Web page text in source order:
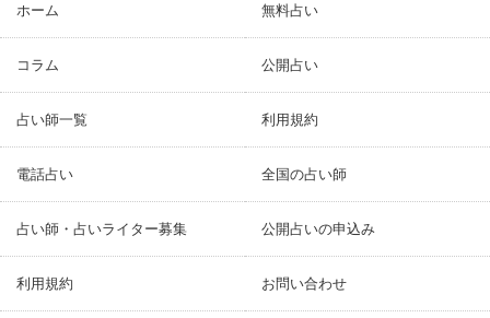
ホーム 無料占い
コラム 公開占い
占い師一覧 利用規約
電話占い 全国の占い師
占い師・占いライター募集 公開占いの申込み
利用規約 お問い合わせ